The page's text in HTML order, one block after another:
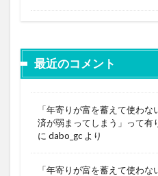
最近のコメント
「年寄りが富を蓄えて使わ
済が弱まってしまう」って有
に dabo_gc より
「年寄りが富を蓄えて使わ